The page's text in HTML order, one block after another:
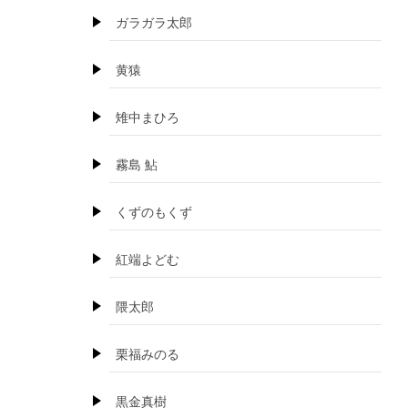
ガラガラ太郎
黄猿
雉中まひろ
霧島 鮎
くずのもくず
紅端よどむ
隈太郎
栗福みのる
黒金真樹